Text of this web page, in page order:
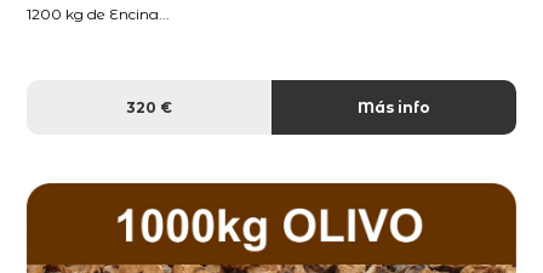
1200 kg de Encina...
320 € Más info